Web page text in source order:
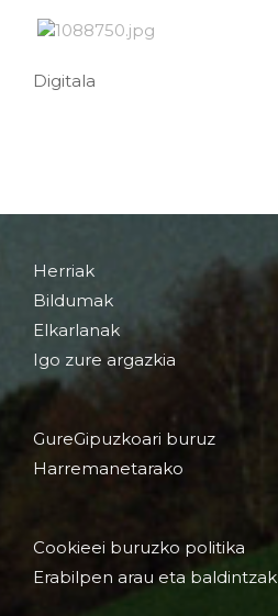
Digitala
Herriak
Bildumak
Elkarlanak
Igo zure argazkia
GureGipuzkoari buruz
Harremanetarako
Cookieei buruzko politika
Erabilpen arau eta baldintzak